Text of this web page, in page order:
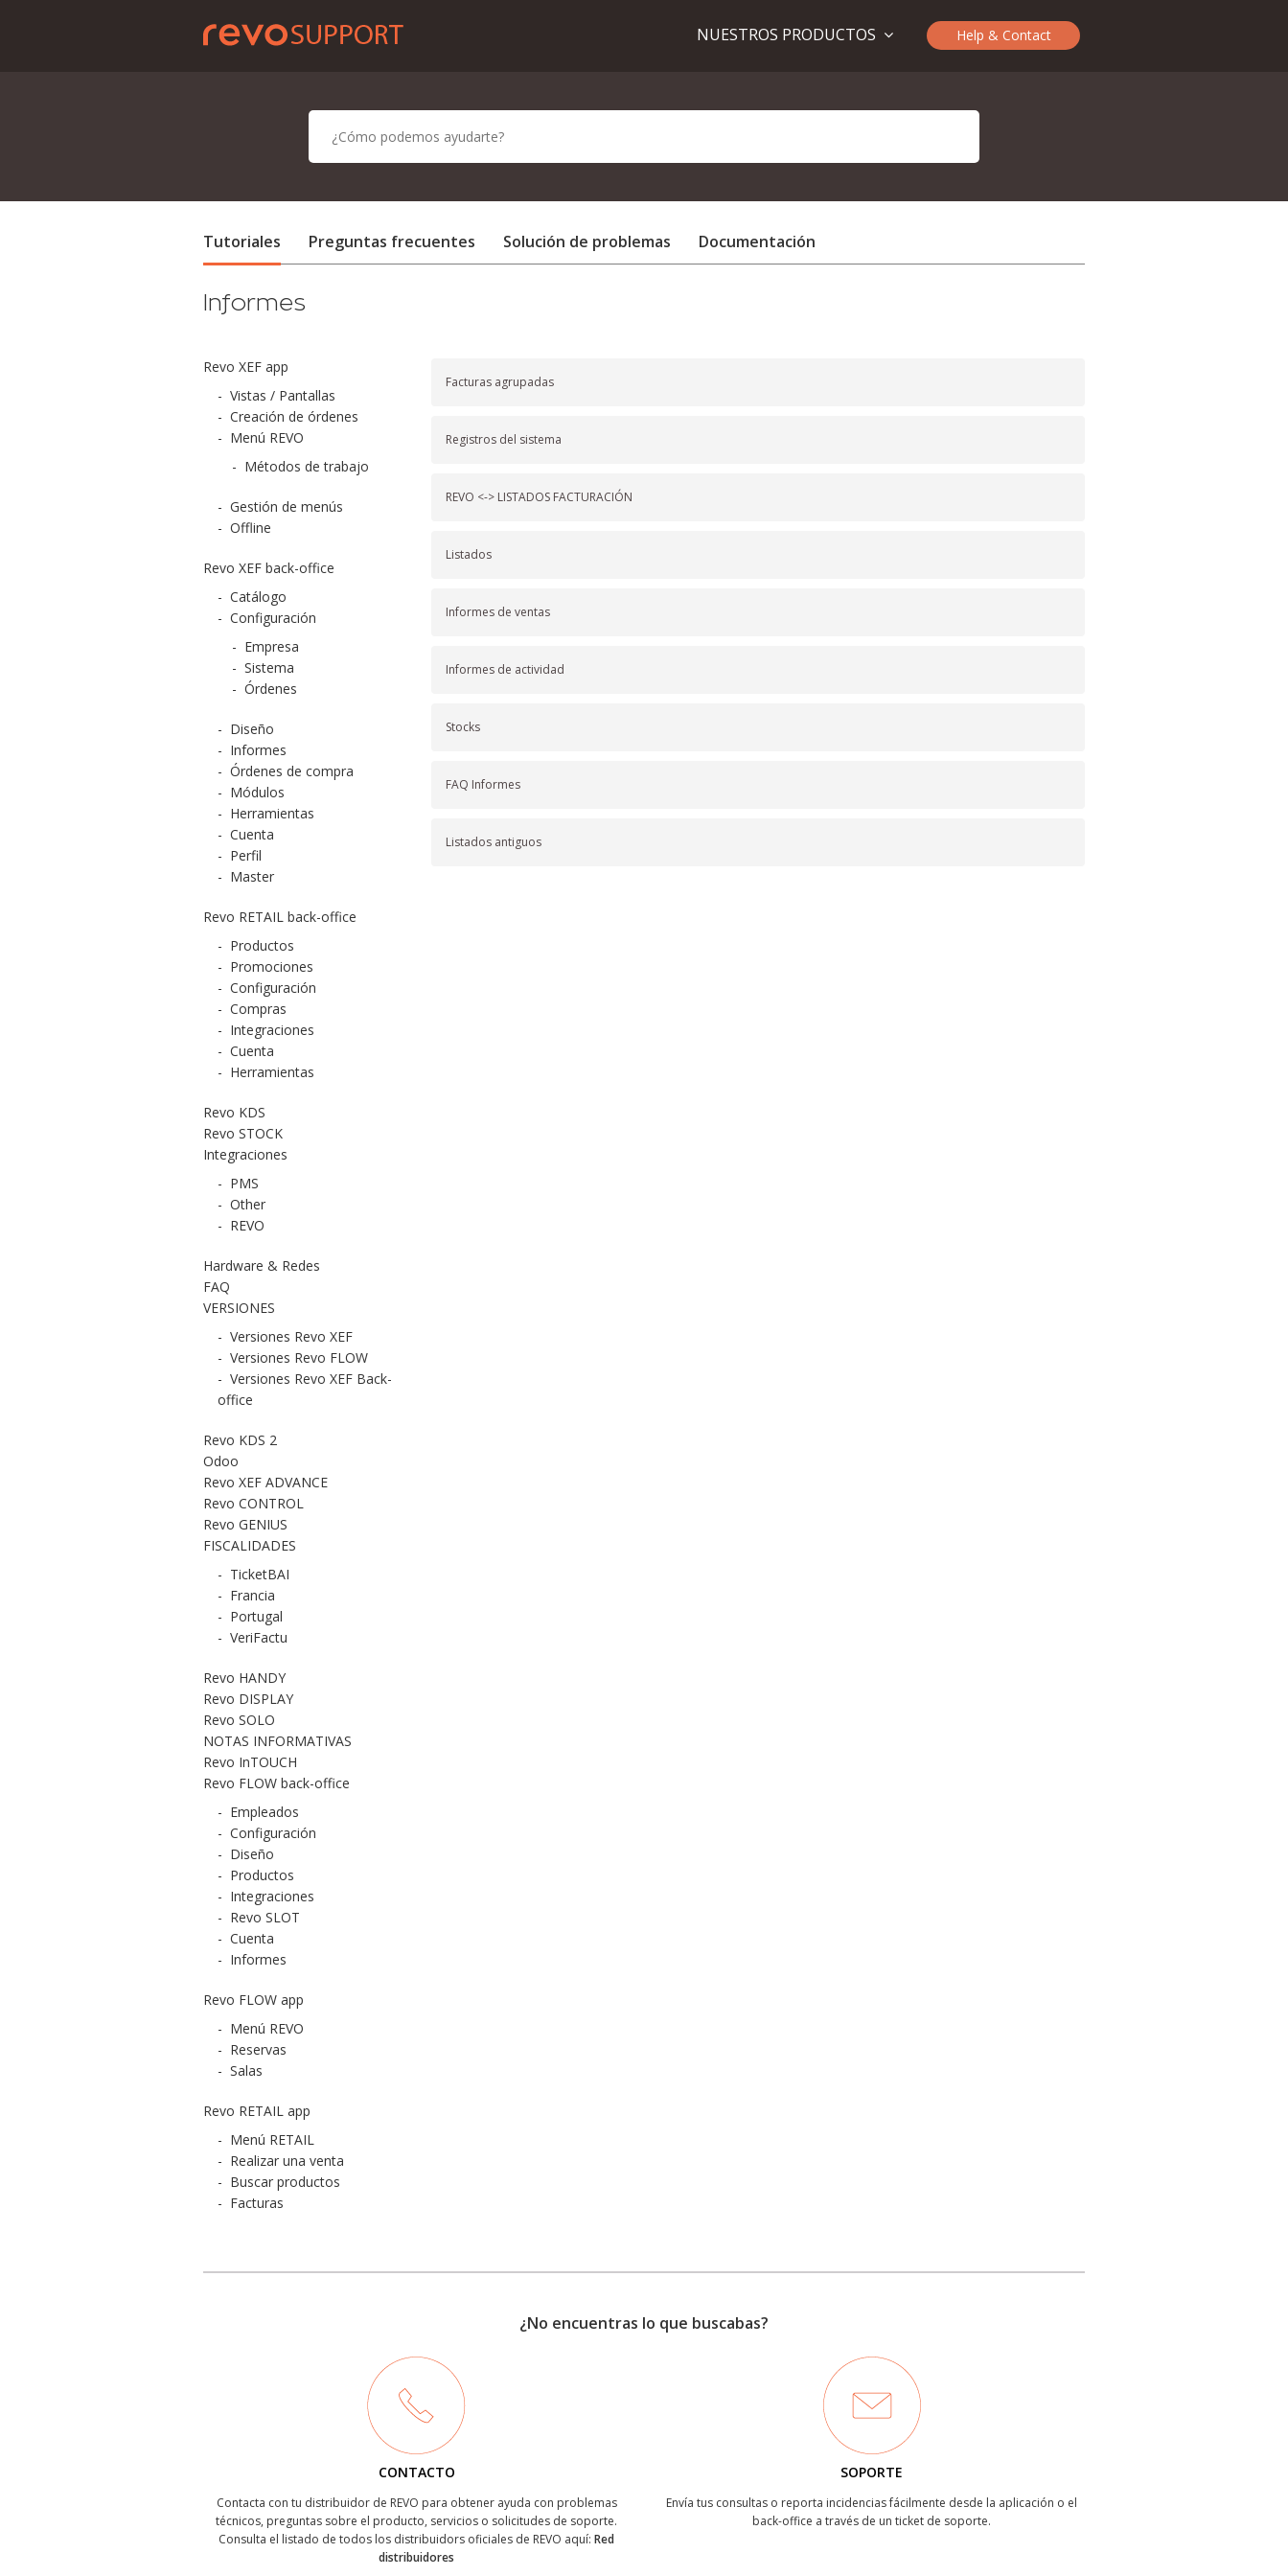
Help & Contact
NUESTROS PRODUCTOS
Tutoriales Preguntas frecuentes Solución de problemas Documentación
Informes
Revo XEF app
- Vistas / Pantallas
- Creación de órdenes
- Menú REVO
- Métodos de trabajo
- Gestión de menús
- Offline
Revo XEF back-office
- Catálogo
- Configuración
- Empresa
- Sistema
- Órdenes
- Diseño
- Informes
- Órdenes de compra
- Módulos
- Herramientas
- Cuenta
- Perfil
- Master
Revo RETAIL back-office
- Productos
- Promociones
- Configuración
- Compras
- Integraciones
- Cuenta
- Herramientas
Revo KDS
Revo STOCK
Integraciones
- PMS
- Other
- REVO
Hardware & Redes
FAQ
VERSIONES
- Versiones Revo XEF
- Versiones Revo FLOW
- Versiones Revo XEF Back-
office
Revo KDS 2
Odoo
Revo XEF ADVANCE
Revo CONTROL
Revo GENIUS
FISCALIDADES
- TicketBAI
- Francia
- Portugal
- VeriFactu
Revo HANDY
Revo DISPLAY
Revo SOLO
NOTAS INFORMATIVAS
Revo InTOUCH
Revo FLOW back-office
- Empleados
- Configuración
- Diseño
- Productos
- Integraciones
- Revo SLOT
- Cuenta
- Informes
Revo FLOW app
- Menú REVO
- Reservas
- Salas
Revo RETAIL app
- Menú RETAIL
- Realizar una venta
- Buscar productos
- Facturas
Facturas agrupadas
Registros del sistema
REVO <-> LISTADOS FACTURACIÓN
Listados
Informes de ventas
Informes de actividad
Stocks
FAQ Informes
Listados antiguos
¿No encuentras lo que buscabas?
CONTACTO
Contacta con tu distribuidor de REVO para obtener ayuda con problemas
técnicos, preguntas sobre el producto, servicios o solicitudes de soporte.
Consulta el listado de todos los distribuidors oficiales de REVO aquí: Red
distribuidores
SOPORTE
Envía tus consultas o reporta incidencias fácilmente desde la aplicación o el
back-office a través de un ticket de soporte.